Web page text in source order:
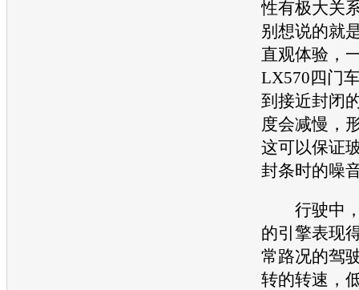
性有极大关
别想说的就
直观体验，
LX570四门
到接近封闭
度会减慢，
这可以保证
封条时的噪
行驶中，
的引擎表现
常路况的驾
转的转速，